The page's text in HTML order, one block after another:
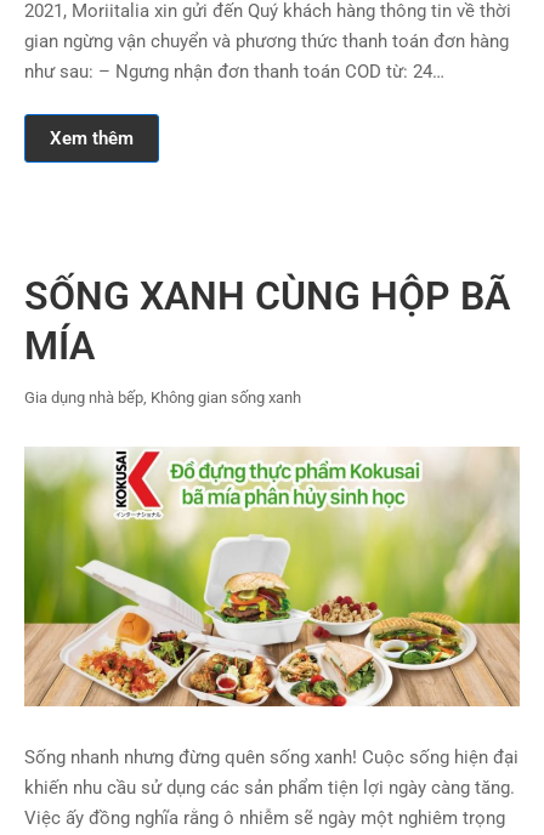
2021, Moriitalia xin gửi đến Quý khách hàng thông tin về thời
gian ngừng vận chuyển và phương thức thanh toán đơn hàng
như sau: – Ngưng nhận đơn thanh toán COD từ: 24…
Xem thêm
SỐNG XANH CÙNG HỘP BÃ
MÍA
Gia dụng nhà bếp, Không gian sống xanh
Sống nhanh nhưng đừng quên sống xanh! Cuộc sống hiện đại
khiến nhu cầu sử dụng các sản phẩm tiện lợi ngày càng tăng.
Việc ấy đồng nghĩa rằng ô nhiễm sẽ ngày một nghiêm trọng